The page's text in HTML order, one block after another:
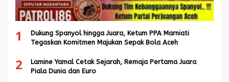
1
Dukung Spanyol hingga Juara, Ketum PPA Marniati
Tegaskan Komitmen Majukan Sepak Bola Aceh
2
Lamine Yamal Cetak Sejarah, Remaja Pertama Juara
Piala Dunia dan Euro